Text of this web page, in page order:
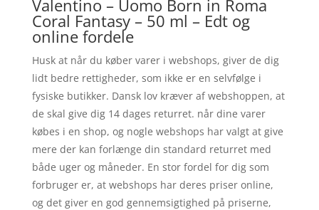
Valentino – Uomo Born in Roma
Coral Fantasy – 50 ml – Edt og
online fordele
Husk at når du køber varer i webshops, giver de dig
lidt bedre rettigheder, som ikke er en selvfølge i
fysiske butikker. Dansk lov kræver af webshoppen, at
de skal give dig 14 dages returret. når dine varer
købes i en shop, og nogle webshops har valgt at give
mere der kan forlænge din standard returret med
både uger og måneder. En stor fordel for dig som
forbruger er, at webshops har deres priser online,
og det giver en god gennemsigtighed på priserne,